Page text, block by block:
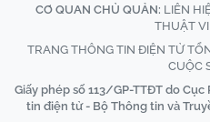
CƠ QUAN CHỦ QUẢN: LIÊN
THUẬT
TRANG THÔNG TIN ĐIỆN TỬ
CUỘC
Giấy phép số 113/GP-TTĐT do
tin điện tử - Bộ Thông tin và